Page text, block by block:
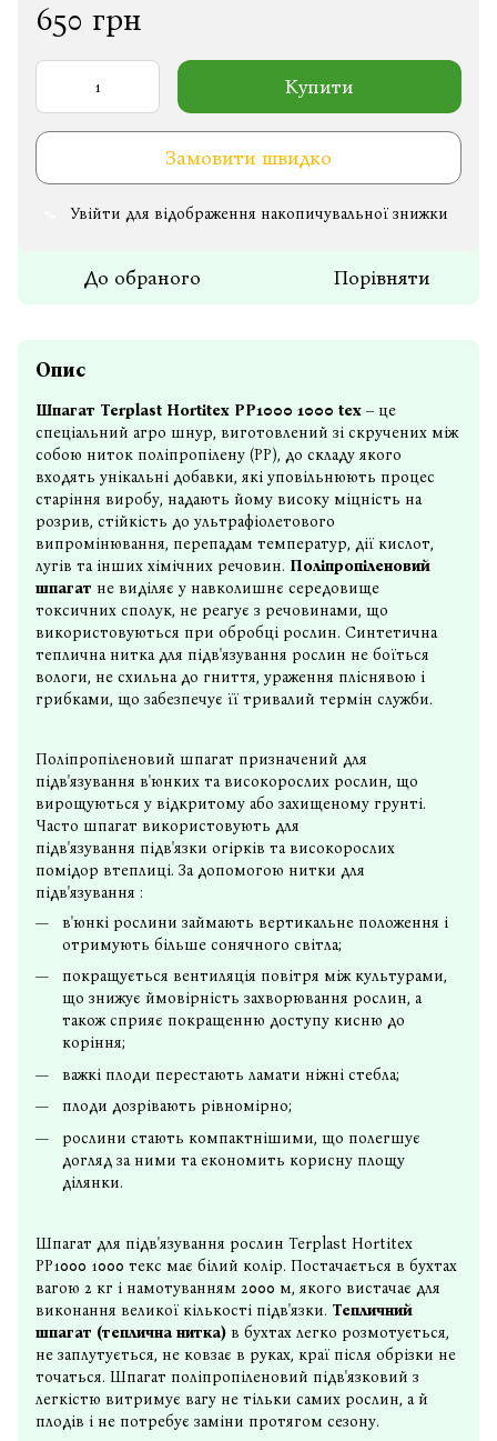
650 грн
Купити
Замовити швидко
Увійти для відображення накопичувальної знижки
До обраного Порівняти
Опис
Шпагат Terplast Hortitex РР1000 1000 tex – це
спеціальний агро шнур, виготовлений зі скручених між
собою ниток поліпропілену (РР), до складу якого
входять унікальні добавки, які уповільнюють процес
старіння виробу, надають йому високу міцність на
розрив, стійкість до ультрафіолетового
випромінювання, перепадам температур, дії кислот,
лугів та інших хімічних речовин. Поліпропіленовий
шпагат не виділяє у навколишнє середовище
токсичних сполук, не реагує з речовинами, що
використовуються при обробці рослин. Синтетична
теплична нитка для підв'язування рослин не боїться
вологи, не схильна до гниття, ураження пліснявою і
грибками, що забезпечує її тривалий термін служби.
Поліпропіленовий шпагат призначений для
підв'язування в'юнких та високорослих рослин, що
вирощуються у відкритому або захищеному грунті.
Часто шпагат використовують для
підв'язування підв'язки огірків та високорослих
помідор втеплиці. За допомогою нитки для
підв'язування :
в'юнкі рослини займають вертикальне положення і
отримують більше сонячного світла;
покращується вентиляція повітря між культурами,
що знижує ймовірність захворювання рослин, а
також сприяє покращенню доступу кисню до
коріння;
важкі плоди перестають ламати ніжні стебла;
плоди дозрівають рівномірно;
рослини стають компактнішими, що полегшує
догляд за ними та економить корисну площу
ділянки.
Шпагат для підв'язування рослин Terplast Hortitex
РР1000 1000 текс має білий колір. Постачається в бухтах
вагою 2 кг і намотуванням 2000 м, якого вистачає для
виконання великої кількості підв'язки. Тепличний
шпагат (теплична нитка) в бухтах легко розмотується,
не заплутується, не ковзає в руках, краї після обрізки не
точаться. Шпагат поліпропіленовий підв'язковий з
легкістю витримує вагу не тільки самих рослин, а й
плодів і не потребує заміни протягом сезону.